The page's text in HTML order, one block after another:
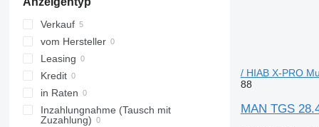
Verkauf
vom Hersteller
Leasing
Kredit
in Raten
Inzahlungnahme (Tausch mit
Zuzahlung)
/ HIAB X-PRO
88
MAN TGS